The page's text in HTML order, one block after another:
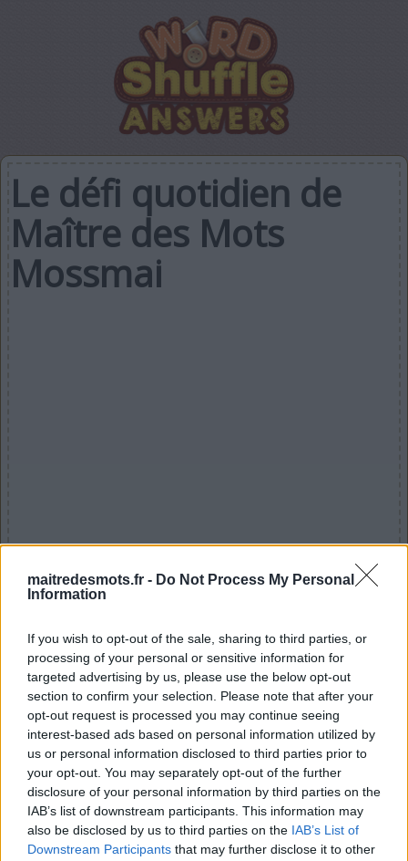
maitredesmots.fr - Do Not Process My Personal
Information
If you wish to opt-out of the sale, sharing to third parties, or
processing of your personal or sensitive information for
targeted advertising by us, please use the below opt-out
section to confirm your selection. Please note that after your
opt-out request is processed you may continue seeing
interest-based ads based on personal information utilized by
us or personal information disclosed to third parties prior to
your opt-out. You may separately opt-out of the further
disclosure of your personal information by third parties on the
IAB’s list of downstream participants. This information may
also be disclosed by us to third parties on the IAB’s List of
Downstream Participants that may further disclose it to other
Le défi quotidien de
Maître des Mots
Mossmai
Voici les réponses aux défis quotidiens de
Maître des Mots. Les développeurs du
décidé de sortir un nouveau puzzle
chaque jour ! Cela signifie plus de plaisir
pour nous tous, les joueurs de ce jeu-questionnaire
stimulant. Puisque vous êtes ici, il y a de fortes chances
que vous recherchiez Maître des Mots Daily Answers. Ne
cherchez pas plus loin, car notre personnel a créé cette
page et la mettra à jour tous les jours avec les nouvelles
réponses au puzzle quotidien. Nous vous
recommandons d'ajouter cette page à vos signets afin
que chaque fois que vous êtes bloqué, vous puissiez
trouver la solution immédiatement.